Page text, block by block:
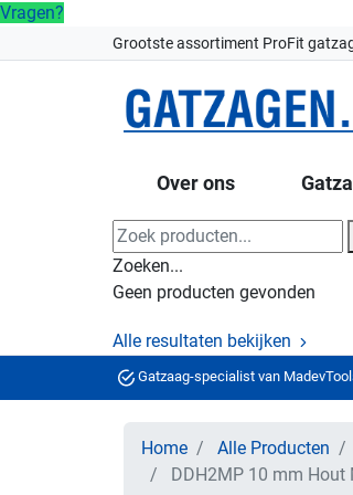
Vragen?
Grootste assortiment ProFit
Over ons
Zoeken...
Geen producten gevonden
Alle resultaten bekijken
Gatzaag-specialist van
Home Alle Producten
DDH2MP 10 mm Hout